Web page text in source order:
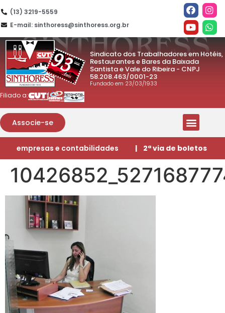
(13) 3219-5559
E-mail: sinthoress@sinthoress.org.br
Sindicato dos Trabalhadores em Hotéis,
Restaurantes e Bares da Baixada
Santista e Vale do Ribeira - CNPJ
58.208.463/0001-23
Fundado em 23/03/1933
Filiado a:
Associe-se
empresas e contabilidades | 2ª via de boletos